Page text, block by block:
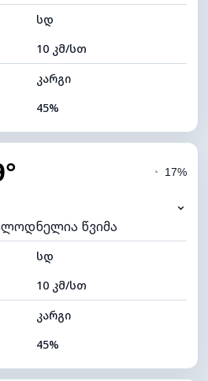
7 (ნათელი)
11280 მ
სდ
10 კმ/სთ
კარგი
45%
10 კმ
4 (მკრთალი)
5840 მ
◔ 17%
⌄
წვიმა
სდ
10 კმ/სთ
კარგი
45%